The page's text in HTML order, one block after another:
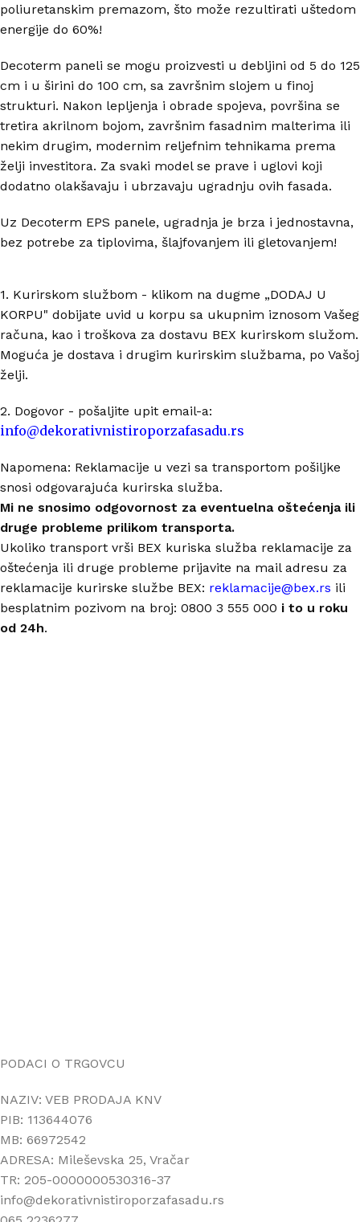
poliuretanskim premazom, što može rezultirati uštedom
energije do 60%!
Decoterm paneli se mogu proizvesti u debljini od 5 do 125
cm i u širini do 100 cm, sa završnim slojem u finoj
strukturi. Nakon lepljenja i obrade spojeva, površina se
tretira akrilnom bojom, završnim fasadnim malterima ili
nekim drugim, modernim reljefnim tehnikama prema
želji investitora. Za svaki model se prave i uglovi koji
dodatno olakšavaju i ubrzavaju ugradnju ovih fasada.
Uz Decoterm EPS panele, ugradnja je brza i jednostavna,
bez potrebe za tiplovima, šlajfovanjem ili gletovanjem!
1. Kurirskom službom - klikom na dugme „DODAJ U
KORPU" dobijate uvid u korpu sa ukupnim iznosom Vašeg
računa, kao i troškova za dostavu BEX kurirskom služom.
Moguća je dostava i drugim kurirskim službama, po Vašoj
želji.
2. Dogovor - pošaljite upit email-a:
info@dekorativnistiroporzafasadu.rs
Napomena: Reklamacije u vezi sa transportom pošiljke
snosi odgovarajuća kurirska služba.
Mi ne snosimo odgovornost za eventuelna oštećenja ili
druge probleme prilikom transporta.
Ukoliko transport vrši BEX kuriska služba reklamacije za
oštećenja ili druge probleme prijavite na mail adresu za
reklamacije kurirske službe BEX: reklamacije@bex.rs ili
besplatnim pozivom na broj: 0800 3 555 000 i to u roku
od 24h.
PODACI O TRGOVCU
NAZIV: VEB PRODAJA KNV
PIB: 113644076
MB: 66972542
ADRESA: Mileševska 25, Vračar
TR: 205-0000000530316-37
info@dekorativnistiroporzafasadu.rs